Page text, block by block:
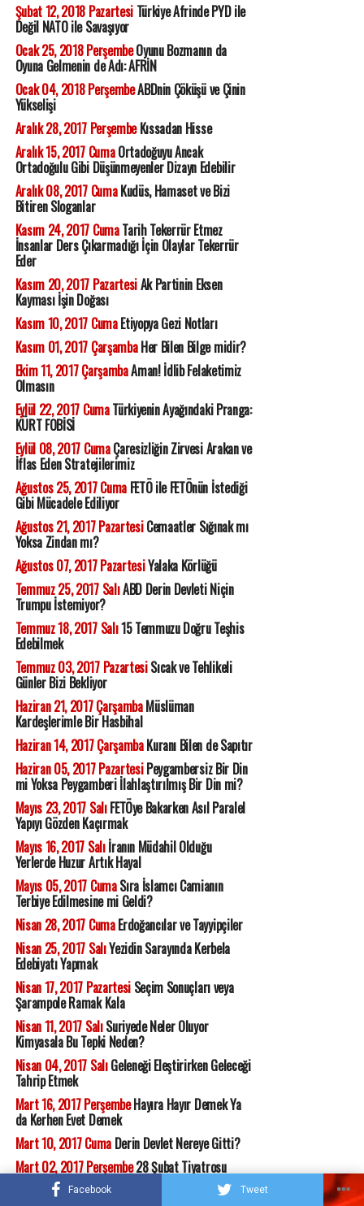
Facebook Tweet
Şubat 12, 2018 PazartesiTürkiye Afrinde PYD ile
Değil NATO ile Savaşıyor
Ocak 25, 2018 PerşembeOyunu Bozmanın da
Oyuna Gelmenin de Adı: AFRİN
Ocak 04, 2018 PerşembeABDnin Çöküşü ve Çinin
Yükselişi
Aralık 28, 2017 PerşembeKıssadan Hisse
Aralık 15, 2017 CumaOrtadoğuyu Ancak
Ortadoğulu Gibi Düşünmeyenler Dizayn Edebilir
Aralık 08, 2017 CumaKudüs, Hamaset ve Bizi
Bitiren Sloganlar
Kasım 24, 2017 CumaTarih Tekerrür Etmez
İnsanlar Ders Çıkarmadığı İçin Olaylar Tekerrür
Eder
Kasım 20, 2017 PazartesiAk Partinin Eksen
Kayması İşin Doğası
Kasım 10, 2017 CumaEtiyopya Gezi Notları
Kasım 01, 2017 ÇarşambaHer Bilen Bilge midir?
Ekim 11, 2017 ÇarşambaAman! İdlib Felaketimiz
Olmasın
Eylül 22, 2017 CumaTürkiyenin Ayağındaki Pranga:
KÜRT FOBİSİ
Eylül 08, 2017 CumaÇaresizliğin Zirvesi Arakan ve
İflas Eden Stratejilerimiz
Ağustos 25, 2017 CumaFETÖ ile FETÖnün İstediği
Gibi Mücadele Ediliyor
Ağustos 21, 2017 PazartesiCemaatler Sığınak mı
Yoksa Zindan mı?
Ağustos 07, 2017 PazartesiYalaka Körlüğü
Temmuz 25, 2017 SalıABD Derin Devleti Niçin
Trumpu İstemiyor?
Temmuz 18, 2017 Salı15 Temmuzu Doğru Teşhis
Edebilmek
Temmuz 03, 2017 PazartesiSıcak ve Tehlikeli
Günler Bizi Bekliyor
Haziran 21, 2017 ÇarşambaMüslüman
Kardeşlerimle Bir Hasbihal
Haziran 14, 2017 ÇarşambaKuranı Bilen de Sapıtır
Haziran 05, 2017 PazartesiPeygambersiz Bir Din
mi Yoksa Peygamberi İlahlaştırılmış Bir Din mi?
Mayıs 23, 2017 SalıFETÖye Bakarken Asıl Paralel
Yapıyı Gözden Kaçırmak
Mayıs 16, 2017 Salıİranın Müdahil Olduğu
Yerlerde Huzur Artık Hayal
Mayıs 05, 2017 CumaSıra İslamcı Camianın
Terbiye Edilmesine mi Geldi?
Nisan 28, 2017 CumaErdoğancılar ve Tayyipçiler
Nisan 25, 2017 SalıYezidin Sarayında Kerbela
Edebiyatı Yapmak
Nisan 17, 2017 PazartesiSeçim Sonuçları veya
Şarampole Ramak Kala
Nisan 11, 2017 SalıSuriyede Neler Oluyor
Kimyasala Bu Tepki Neden?
Nisan 04, 2017 SalıGeleneği Eleştirirken Geleceği
Tahrip Etmek
Mart 16, 2017 PerşembeHayıra Hayır Demek Ya
da Kerhen Evet Demek
Mart 10, 2017 CumaDerin Devlet Nereye Gitti?
Mart 02, 2017 Perşembe28 Şubat Tiyatrosu
Şubat 15, 2017 Çarşamba
Ak Parti Kendi Ayağına